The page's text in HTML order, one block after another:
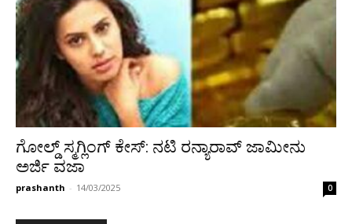
ಗೋಲ್ಡ್ ಸ್ಮಗ್ಲಿಂಗ್ ಕೇಸ್: ನಟಿ ರನ್ಯಾರಾವ್ ಜಾಮೀನು
ಅರ್ಜಿ ವಜಾ
prashanth - 14/03/2025 0